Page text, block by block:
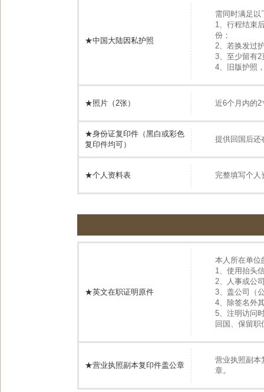
★中国大陆因私护照
需同时满足以
1、行程结束
份；
2、若换发过
3、至少留有
4、旧版护照
★照片（2张） 近6个月内的
★身份证复印件（黑白或彩色
复印件均可）
提供回国后还
★个人资料表 完整填写个人
★英文在职证明原件
本人所在单
1、使用抬头
2、人事或公
3、盖公司（
4、除签名外
5、注明访问
回国、保留职
★营业执照副本复印件盖公章
营业执照副本
章。